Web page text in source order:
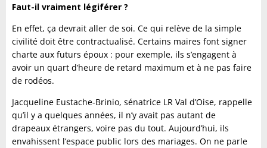
Faut-il vraiment légiférer ?
En effet, ça devrait aller de soi. Ce qui relève de la simple
civilité doit être contractualisé. Certains maires font signer
charte aux futurs époux : pour exemple, ils s’engagent à
avoir un quart d’heure de retard maximum et à ne pas faire
de rodéos.
Jacqueline Eustache-Brinio, sénatrice LR Val d’Oise, rappelle
qu’il y a quelques années, il n’y avait pas autant de
drapeaux étrangers, voire pas du tout. Aujourd’hui, ils
envahissent l’espace public lors des mariages. On ne parle